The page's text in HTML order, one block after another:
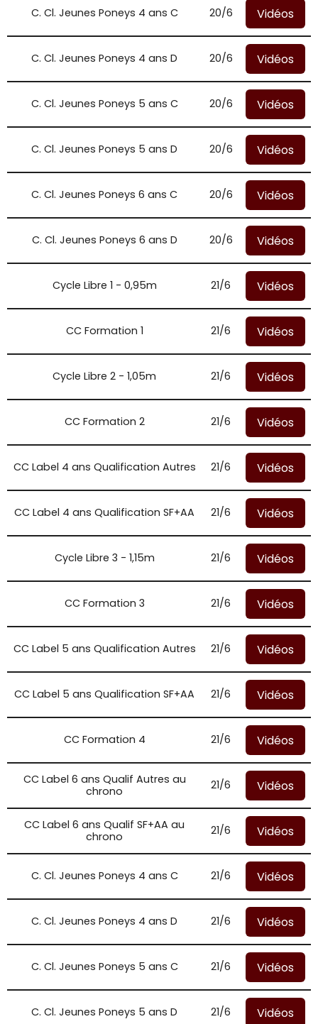
C. Cl. Jeunes Poneys 4 ans C 20/6 Vidéos
C. Cl. Jeunes Poneys 4 ans D 20/6 Vidéos
C. Cl. Jeunes Poneys 5 ans C 20/6 Vidéos
C. Cl. Jeunes Poneys 5 ans D 20/6 Vidéos
C. Cl. Jeunes Poneys 6 ans C 20/6 Vidéos
C. Cl. Jeunes Poneys 6 ans D 20/6 Vidéos
Cycle Libre 1 - 0,95m 21/6 Vidéos
CC Formation 1 21/6 Vidéos
Cycle Libre 2 - 1,05m 21/6 Vidéos
CC Formation 2 21/6 Vidéos
CC Label 4 ans Qualification Autres 21/6 Vidéos
CC Label 4 ans Qualification SF+AA 21/6 Vidéos
Cycle Libre 3 - 1,15m 21/6 Vidéos
CC Formation 3 21/6 Vidéos
CC Label 5 ans Qualification Autres 21/6 Vidéos
CC Label 5 ans Qualification SF+AA 21/6 Vidéos
CC Formation 4 21/6 Vidéos
CC Label 6 ans Qualif Autres au
chrono
21/6 Vidéos
CC Label 6 ans Qualif SF+AA au
chrono
21/6 Vidéos
C. Cl. Jeunes Poneys 4 ans C 21/6 Vidéos
C. Cl. Jeunes Poneys 4 ans D 21/6 Vidéos
C. Cl. Jeunes Poneys 5 ans C 21/6 Vidéos
C. Cl. Jeunes Poneys 5 ans D 21/6 Vidéos